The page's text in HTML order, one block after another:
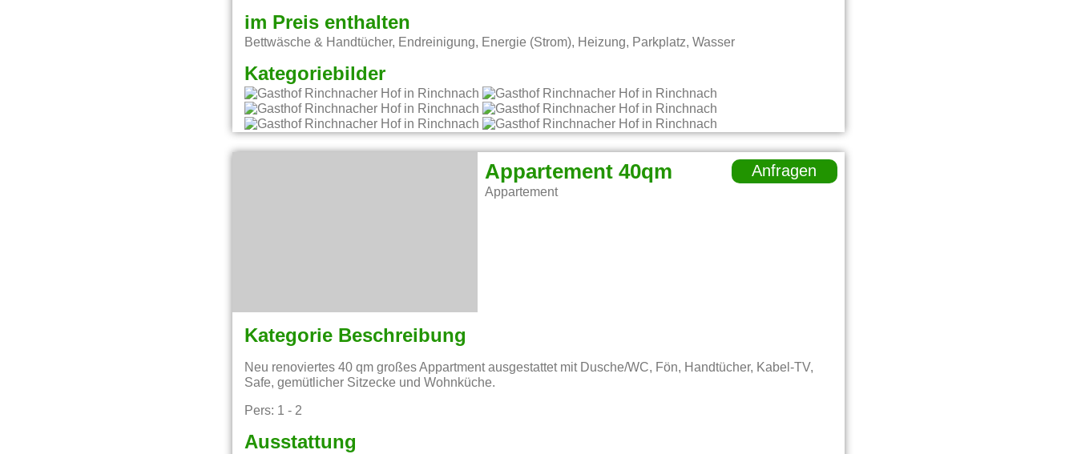
im Preis enthalten
Bettwäsche & Handtücher, Endreinigung, Energie (Strom), Heizung, Parkplatz, Wasser
Kategoriebilder
Appartement 40qm
Appartement
Anfragen
Kategorie Beschreibung
Neu renoviertes 40 qm großes Appartment ausgestattet mit Dusche/WC, Fön, Handtücher, Kabel-TV,
Safe, gemütlicher Sitzecke und Wohnküche.
Pers: 1 - 2
Ausstattung